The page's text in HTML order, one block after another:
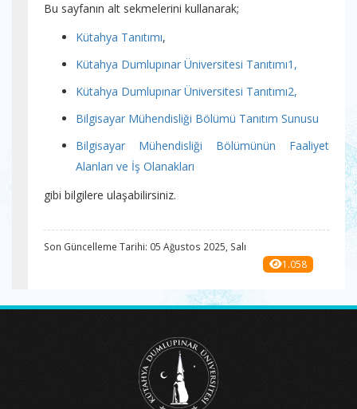
Bu sayfanın alt sekmelerini kullanarak;
Kütahya Tanıtımı,
Kütahya Dumlupınar Üniversitesi Tanıtımı1,
Kütahya Dumlupınar Üniversitesi Tanıtımı2,
Bilgisayar Mühendisliği Bölümü Tanıtım Sunusu
Bilgisayar Mühendisliği Bölümünün Faaliyet
Alanları ve İş Olanakları
gibi bilgilere ulaşabilirsiniz.
Son Güncelleme Tarihi: 05 Ağustos 2025, Salı
1.058